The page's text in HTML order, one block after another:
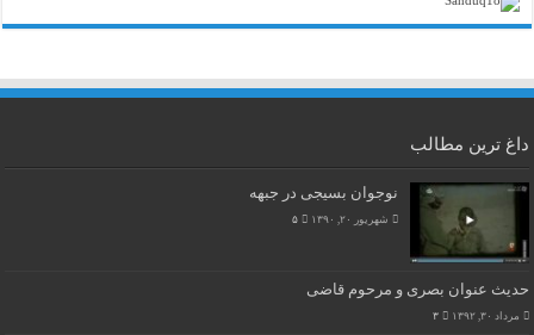
داغ ترین مطالب
نوجوان بسیجی در جبهه
شهریور ۲۰, ۱۳۹۰ ۵
حدیث عنوان بصری و مرحوم قاضی
مرداد ۳۰, ۱۳۹۲ ۳